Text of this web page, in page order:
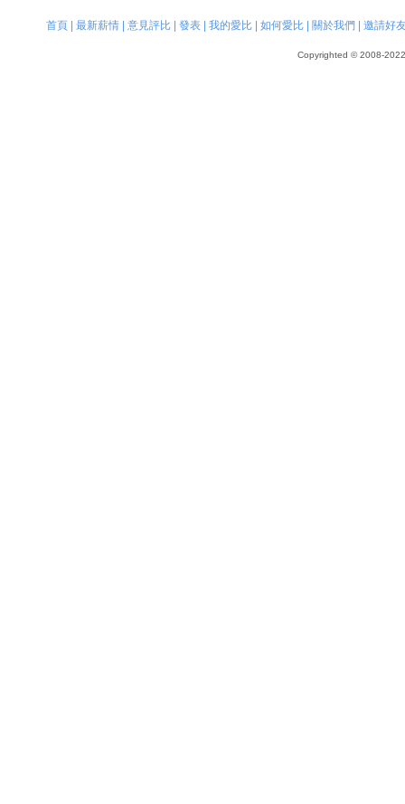
首頁| 最新薪情| 意見評比| 發表| 我的愛比| 如何愛比| 關於我們 邀請好
Copyrighted © 2008-